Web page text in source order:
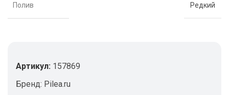
Полив Редкий
Артикул: 157869
Бренд: Pilea.ru